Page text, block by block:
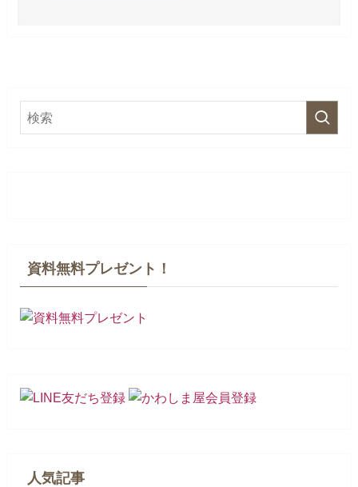
資料無料プレゼント！
人気記事